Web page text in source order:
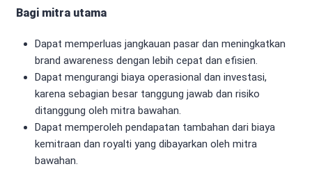
Bagi mitra utama
Dapat memperluas jangkauan pasar dan meningkatkan
brand awareness dengan lebih cepat dan efisien.
Dapat mengurangi biaya operasional dan investasi,
karena sebagian besar tanggung jawab dan risiko
ditanggung oleh mitra bawahan.
Dapat memperoleh pendapatan tambahan dari biaya
kemitraan dan royalti yang dibayarkan oleh mitra
bawahan.